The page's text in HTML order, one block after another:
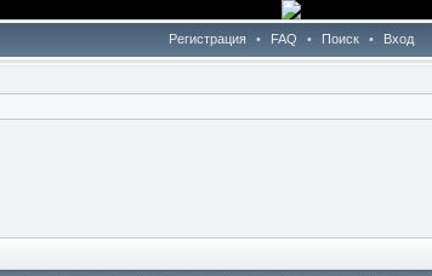
Регистрация • FAQ • Поиск • Вход